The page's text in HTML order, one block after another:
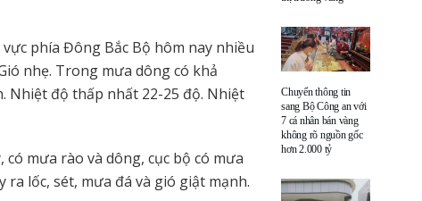
phía Đông Bắc Bộ hôm nay nhiều
nhẹ. Trong mưa dông có khả
Nhiệt độ thấp nhất 22-25 độ. Nhiệt
mưa rào và dông, cục bộ có mưa
lốc, sét, mưa đá và gió giật mạnh.
Chuyển thông tin
sang Bộ Công an với
7 cá nhân bán vàng
không rõ nguồn gốc
hơn 2.000 tỷ